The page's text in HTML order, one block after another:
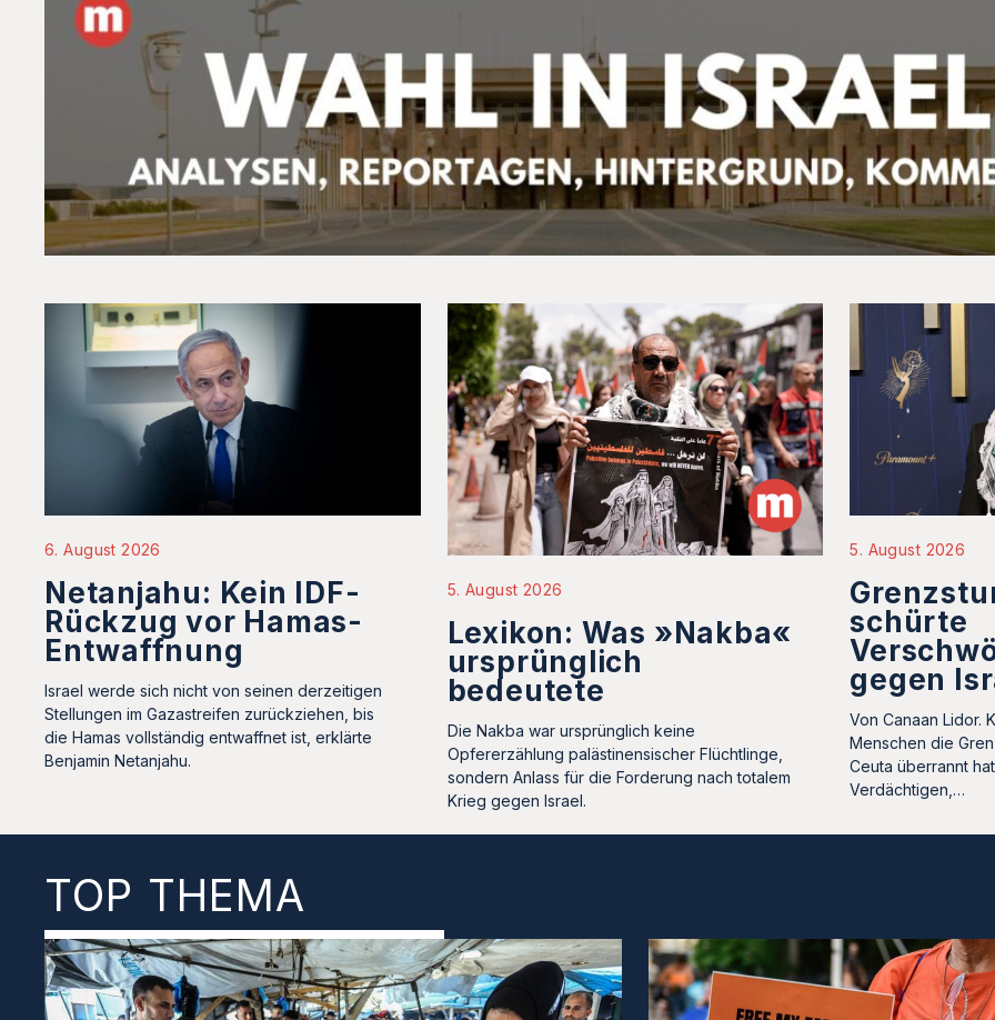
6. August 2026
Netanjahu: Kein IDF-
Rückzug vor Hamas-
Entwaffnung
Israel werde sich nicht von seinen derzeitigen
Stellungen im Gazastreifen zurückziehen, bis
die Hamas vollständig entwaffnet ist, erklärte
Benjamin Netanjahu.
5. August 2026
Lexikon: Was »Nakba«
ursprünglich
bedeutete
Die Nakba war ursprünglich keine
Opfererzählung palästinensischer Flüchtlinge,
sondern Anlass für die Forderung nach totalem
Krieg gegen Israel.
5. August 2026
schürte
gegen
Von Canaan Lidor.
Menschen die
Ceuta überrannt
Verdächtigen,…
TOP THEMA